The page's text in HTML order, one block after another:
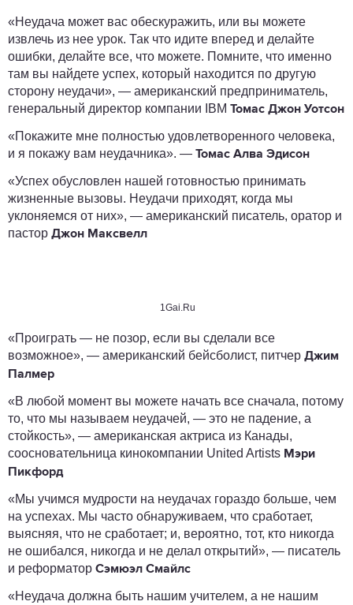
«Неудача может вас обескуражить, или вы можете
извлечь из нее урок. Так что идите вперед и делайте
ошибки, делайте все, что можете. Помните, что именно
там вы найдете успех, который находится по другую
сторону неудачи», — американский предприниматель,
генеральный директор компании IBM Томас Джон Уотсон
«Покажите мне полностью удовлетворенного человека,
и я покажу вам неудачника». — Томас Алва Эдисон
«Успех обусловлен нашей готовностью принимать
жизненные вызовы. Неудачи приходят, когда мы
уклоняемся от них», — американский писатель, оратор и
пастор Джон Максвелл
1Gai.Ru
«Проиграть — не позор, если вы сделали все
возможное», — американский бейсболист, питчер Джим
Палмер
«В любой момент вы можете начать все сначала, потому
то, что мы называем неудачей, — это не падение, а
стойкость», — американская актриса из Канады,
соосновательница кинокомпании United Artists Мэри
Пикфорд
«Мы учимся мудрости на неудачах гораздо больше, чем
на успехах. Мы часто обнаруживаем, что сработает,
выясняя, что не сработает; и, вероятно, тот, кто никогда
не ошибался, никогда и не делал открытий», — писатель
и реформатор Сэмюэл Смайлс
«Неудача должна быть нашим учителем, а не нашим